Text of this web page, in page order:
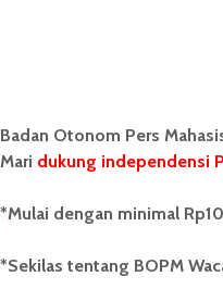
Wacana
secara
Badan Otonom Pers
Mari dukung independensi
*Mulai dengan minimal
*Sekilas tentang BOPM